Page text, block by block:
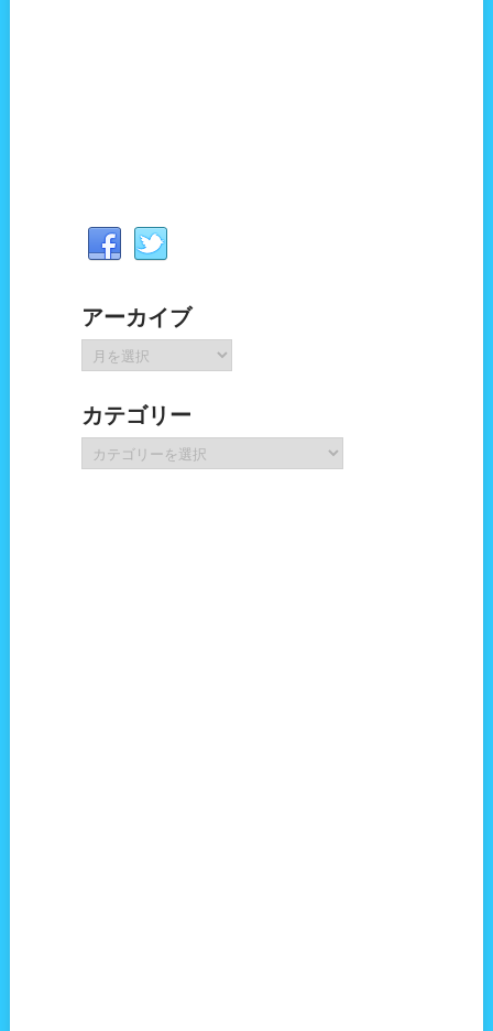
アーカイブ
ー
イ
ブ
カテゴリー
テ